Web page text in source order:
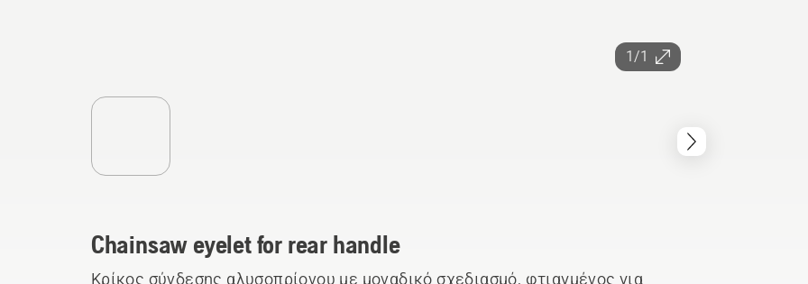
1/1
Chainsaw eyelet for rear handle
Κρίκος σύνδεσης αλυσοπρίονου με μοναδικό σχεδιασμό, φτιαγμένος για